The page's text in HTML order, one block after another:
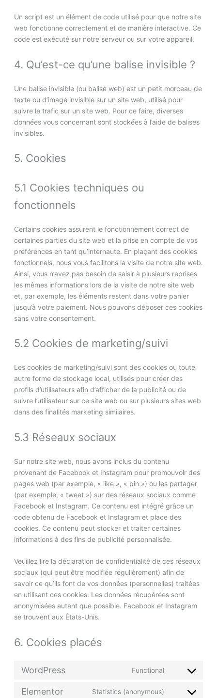
Un script est un élément de code utilisé pour que notre site
web fonctionne correctement et de manière interactive. Ce
code est exécuté sur notre serveur ou sur votre appareil.
4. Qu’est-ce qu’une balise invisible ?
Une balise invisible (ou balise web) est un petit morceau de
texte ou d’image invisible sur un site web, utilisé pour
suivre le trafic sur un site web. Pour ce faire, diverses
données vous concernant sont stockées à l’aide de balises
invisibles.
5. Cookies
5.1 Cookies techniques ou
fonctionnels
Certains cookies assurent le fonctionnement correct de
certaines parties du site web et la prise en compte de vos
préférences en tant qu’internaute. En plaçant des cookies
fonctionnels, nous vous facilitons la visite de notre site web.
Ainsi, vous n’avez pas besoin de saisir à plusieurs reprises
les mêmes informations lors de la visite de notre site web
et, par exemple, les éléments restent dans votre panier
jusqu’à votre paiement. Nous pouvons déposer ces cookies
sans votre consentement.
5.2 Cookies de marketing/suivi
Les cookies de marketing/suivi sont des cookies ou toute
autre forme de stockage local, utilisés pour créer des
profils d’utilisateurs afin d’afficher de la publicité ou de
suivre l’utilisateur sur ce site web ou sur plusieurs sites web
dans des finalités marketing similaires.
5.3 Réseaux sociaux
Sur notre site web, nous avons inclus du contenu
provenant de Facebook et Instagram pour promouvoir des
pages web (par exemple, « like », « pin ») ou les partager
(par exemple, « tweet ») sur des réseaux sociaux comme
Facebook et Instagram. Ce contenu est intégré grâce un
code obtenu de Facebook et Instagram et place des
cookies. Ce contenu peut stocker et traiter certaines
informations à des fins de publicité personnalisée.
Veuillez lire la déclaration de confidentialité de ces réseaux
sociaux (qui peut être modifiée régulièrement) afin de
savoir ce qu’ils font de vos données (personnelles) traitées
en utilisant ces cookies. Les données récupérées sont
anonymisées autant que possible. Facebook et Instagram
se trouvent aux États-Unis.
6. Cookies placés
WordPress Functional
Elementor Statistics (anonymous)